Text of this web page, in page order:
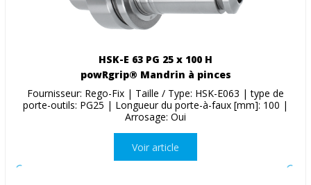
HSK-E 63 PG 25 x 100 H
powRgrip® Mandrin à pinces
Fournisseur: Rego-Fix | Taille / Type: HSK-E063 | type de
porte-outils: PG25 | Longueur du porte-à-faux [mm]: 100 |
Arrosage: Oui
Voir article